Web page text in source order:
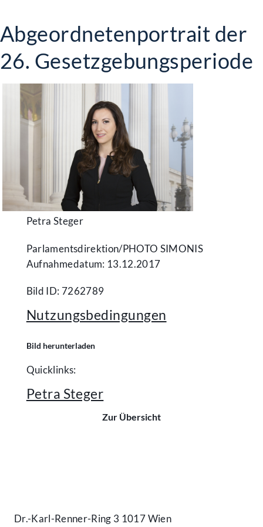
Abgeordnetenportrait der
26. Gesetzgebungsperiode
Petra Steger
Parlamentsdirektion/​PHOTO SIMONIS
Aufnahmedatum: 13.12.2017
Bild ID: 7262789
Nutzungsbedingungen
Bild herunterladen
Quicklinks:
Petra Steger
Zur Übersicht
Dr.-Karl-Renner-Ring 3 1017 Wien